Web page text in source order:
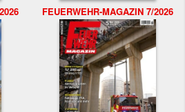
FEUERWEHR-MAGAZIN 7/2026